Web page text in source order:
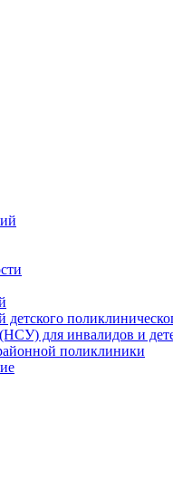
детского
для инвалидов и
поликлиники